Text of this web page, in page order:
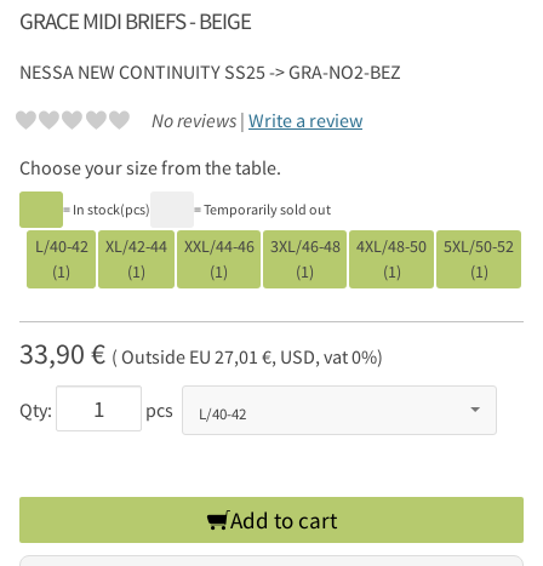
GRACE MIDI BRIEFS - BEIGE
NESSA NEW CONTINUITY SS25 -> GRA-NO2-BEZ
No reviews | Write a review
Choose your size from the table.
= In stock(pcs) = Temporarily sold out
L/40-42
(1)
XL/42-44
(1)
XXL/44-46
(1)
3XL/46-48
(1)
4XL/48-50
(1)
5XL/50-52
(1)
33,90 € ( Outside EU 27,01 €, USD, vat 0%)
Qty: pcs
Add to cart